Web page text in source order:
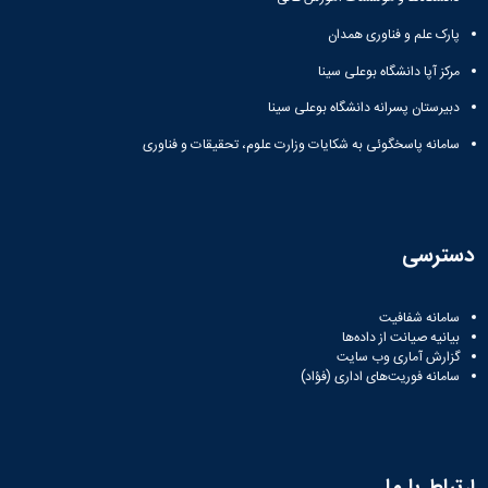
پارک علم و فناوری همدان
مرکز آپا دانشگاه بوعلی سینا
دبیرستان پسرانه دانشگاه بوعلی سینا
سامانه پاسخگوئی به شکایات وزارت علوم، تحقیقات و فناوری
دسترسی
سامانه شفافیت
بیانیه صیانت از داده‌ها
گزارش آماری وب‌ سایت
سامانه فوریت‌های اداری (فؤاد)